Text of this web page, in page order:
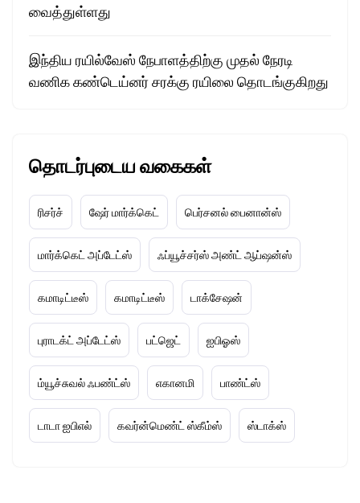
வைத்துள்ளது
இந்திய ரயில்வேஸ் நேபாளத்திற்கு முதல் நேரடி
வணிக கண்டெய்னர் சரக்கு ரயிலை தொடங்குகிறது
தொடர்புடைய வகைகள்
ரிசர்ச் ஷேர் மார்க்கெட் பெர்சனல் பைனான்ஸ்
மார்க்கெட் அப்டேட்ஸ் ஃப்யூச்சர்ஸ் அண்ட் ஆப்ஷன்ஸ்
கமாடிட்டீஸ் கமாடிட்டீஸ் டாக்சேஷன்
புராடக்ட் அப்டேட்ஸ் பட்ஜெட் ஐபிஓஸ்
ம்யூச்சுவல் ஃபண்ட்ஸ் எகானமி பாண்ட்ஸ்
டாடா ஐபிஎல் கவர்ன்மெண்ட் ஸ்கீம்ஸ் ஸ்டாக்ஸ்